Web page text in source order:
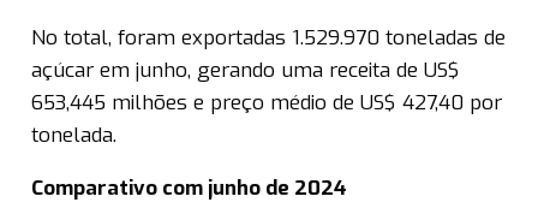
No total, foram exportadas 1.529.970 toneladas de
açúcar em junho, gerando uma receita de US$
653,445 milhões e preço médio de US$ 427,40 por
tonelada.
Comparativo com junho de 2024